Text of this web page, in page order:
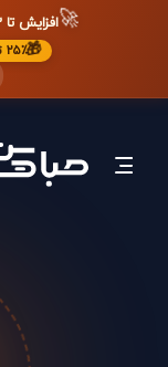
🚀افزایش تا ۳× سرعت وب‌سایت + دیده شدن در گوگل
🎁۲۵٪ تخفیف دائمی CDN